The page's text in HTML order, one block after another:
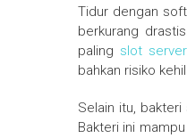
Tidur dengan
berkurang
paling slot
bahkan risiko
Selain itu,
Bakteri ini